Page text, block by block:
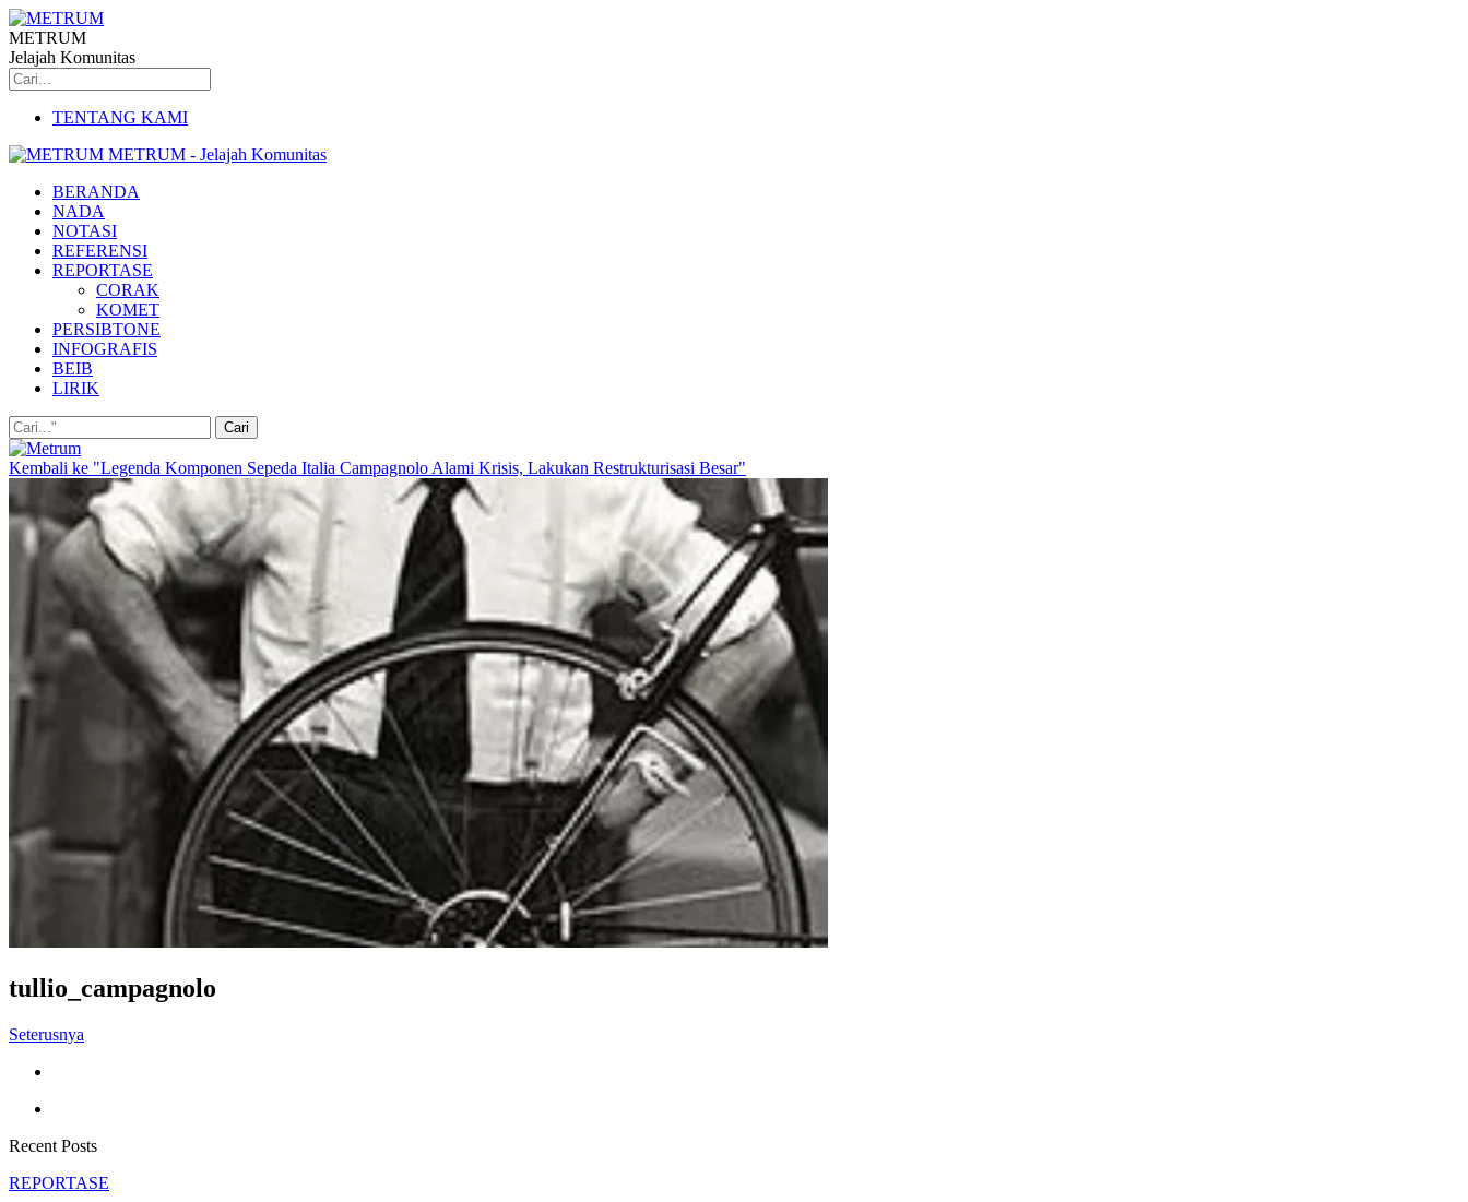
METRUM
Jelajah Komunitas
TENTANG KAMI
METRUM - Jelajah Komunitas
BERANDA
NADA
NOTASI
REFERENSI
REPORTASE
CORAK
KOMET
PERSIBTONE
INFOGRAFIS
BEIB
LIRIK
Kembali ke "Legenda Komponen Sepeda Italia Campagnolo Alami Krisis, Lakukan Restrukturisasi Besar"
tullio_campagnolo
Seterusnya
Recent Posts
REPORTASE